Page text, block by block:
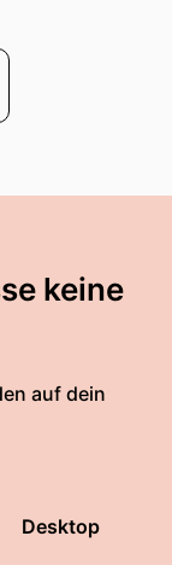
keine
auf dein
Desktop